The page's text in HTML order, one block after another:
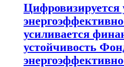
Цифровизируется
усиливается
устойчивость